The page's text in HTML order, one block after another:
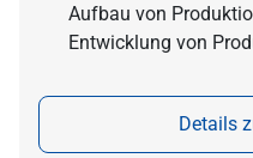
Aufbau von
Entwicklung von
Details